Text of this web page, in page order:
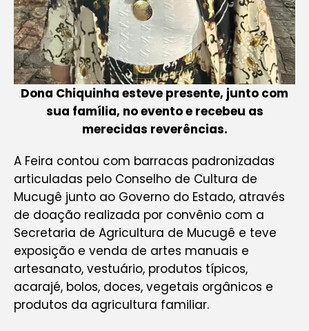
Dona Chiquinha esteve presente, junto com
sua família, no evento e recebeu as
merecidas reverências.
A Feira contou com barracas padronizadas
articuladas pelo Conselho de Cultura de
Mucugê junto ao Governo do Estado, através
de doação realizada por convênio com a
Secretaria de Agricultura de Mucugê e teve
exposição e venda de artes manuais e
artesanato, vestuário, produtos típicos,
acarajé, bolos, doces, vegetais orgânicos e
produtos da agricultura familiar.